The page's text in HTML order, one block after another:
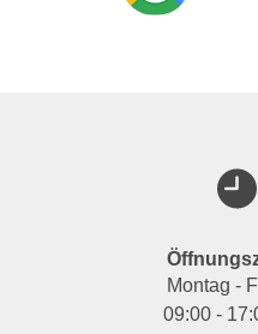
Montag -
09:00 -